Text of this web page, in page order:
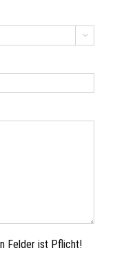

Felder ist Pflicht!